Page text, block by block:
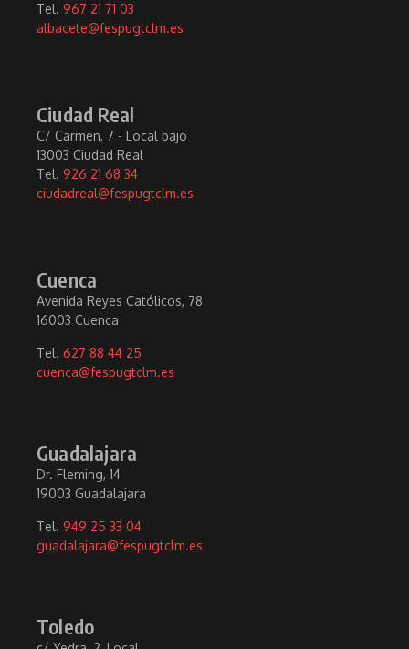
Tel. 967 21 71 03
albacete@fespugtclm.es
Ciudad Real
C/ Carmen, 7 - Local bajo
13003 Ciudad Real
Tel. 926 21 68 34
ciudadreal@fespugtclm.es
Cuenca
Avenida Reyes Católicos, 78
16003 Cuenca
Tel. 627 88 44 25
cuenca@fespugtclm.es
Guadalajara
Dr. Fleming, 14
19003 Guadalajara
Tel. 949 25 33 04
guadalajara@fespugtclm.es
Toledo